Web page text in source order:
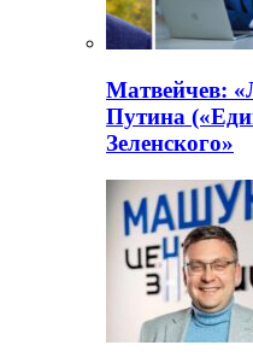
Матвейчев:
Путина
Зеленского»